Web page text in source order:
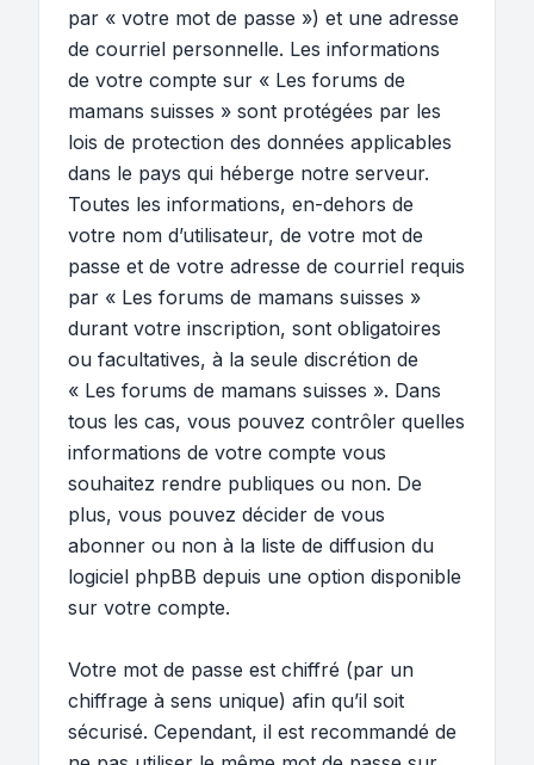
par « votre mot de passe ») et une adresse
de courriel personnelle. Les informations
de votre compte sur « Les forums de
mamans suisses » sont protégées par les
lois de protection des données applicables
dans le pays qui héberge notre serveur.
Toutes les informations, en-dehors de
votre nom d’utilisateur, de votre mot de
passe et de votre adresse de courriel requis
par « Les forums de mamans suisses »
durant votre inscription, sont obligatoires
ou facultatives, à la seule discrétion de
« Les forums de mamans suisses ». Dans
tous les cas, vous pouvez contrôler quelles
informations de votre compte vous
souhaitez rendre publiques ou non. De
plus, vous pouvez décider de vous
abonner ou non à la liste de diffusion du
logiciel phpBB depuis une option disponible
sur votre compte.
Votre mot de passe est chiffré (par un
chiffrage à sens unique) afin qu’il soit
sécurisé. Cependant, il est recommandé de